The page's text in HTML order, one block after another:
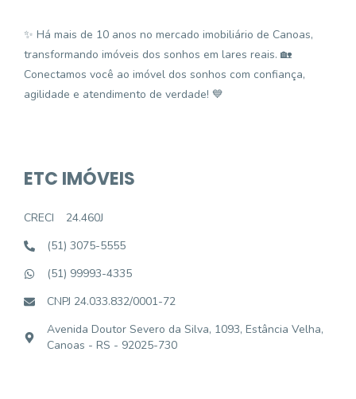
✨ Há mais de 10 anos no mercado imobiliário de Canoas,
transformando imóveis dos sonhos em lares reais. 🏡
Conectamos você ao imóvel dos sonhos com confiança,
agilidade e atendimento de verdade! 💙
ETC IMÓVEIS
CRECI
24.460J
(51) 3075-5555
(51) 99993-4335
CNPJ 24.033.832/0001-72
Avenida Doutor Severo da Silva, 1093, Estância Velha,
Canoas - RS - 92025-730